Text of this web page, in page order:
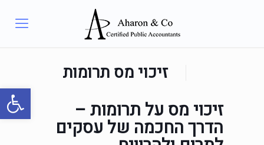
פתח
זיכוי מס תרומות
זיכוי מס על תרומות –
הדרך החכמה של עסקים